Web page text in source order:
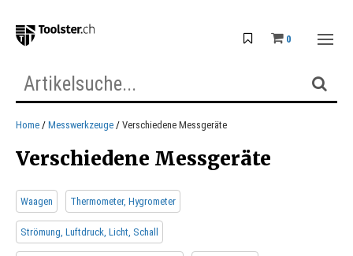
0
Home Messwerkzeuge Verschiedene Messgeräte
Verschiedene Messgeräte
Waagen Thermometer, Hygrometer
Strömung, Luftdruck, Licht, Schall